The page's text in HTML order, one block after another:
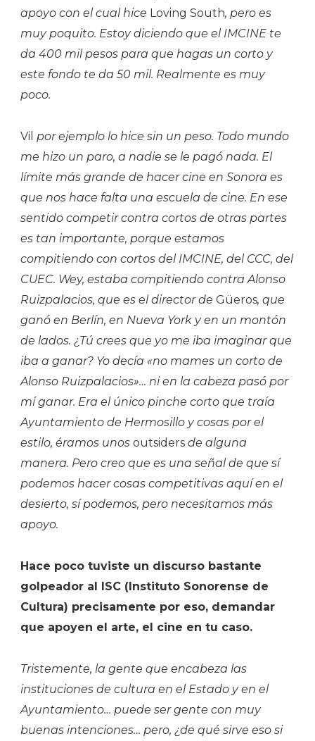
apoyo con el cual hice Loving South, pero es
muy poquito. Estoy diciendo que el IMCINE te
da 400 mil pesos para que hagas un corto y
este fondo te da 50 mil. Realmente es muy
poco.
Vil por ejemplo lo hice sin un peso. Todo mundo
me hizo un paro, a nadie se le pagó nada. El
límite más grande de hacer cine en Sonora es
que nos hace falta una escuela de cine. En ese
sentido competir contra cortos de otras partes
es tan importante, porque estamos
compitiendo con cortos del IMCINE, del CCC, del
CUEC. Wey, estaba compitiendo contra Alonso
Ruizpalacios, que es el director de Güeros, que
ganó en Berlín, en Nueva York y en un montón
de lados. ¿Tú crees que yo me iba imaginar que
iba a ganar? Yo decía «no mames un corto de
Alonso Ruizpalacios»… ni en la cabeza pasó por
mí ganar. Era el único pinche corto que traía
Ayuntamiento de Hermosillo y cosas por el
estilo, éramos unos outsiders de alguna
manera. Pero creo que es una señal de que sí
podemos hacer cosas competitivas aquí en el
desierto, sí podemos, pero necesitamos más
apoyo.
Hace poco tuviste un discurso bastante
golpeador al ISC (Instituto Sonorense de
Cultura) precisamente por eso, demandar
que apoyen el arte, el cine en tu caso.
Tristemente, la gente que encabeza las
instituciones de cultura en el Estado y en el
Ayuntamiento… puede ser gente con muy
buenas intenciones… pero, ¿de qué sirve eso si